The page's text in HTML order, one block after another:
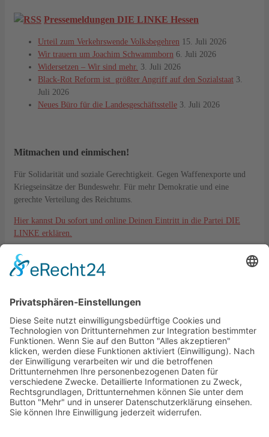
Pressemeldungen DIE LINKE Hessen
Urteil zum Verkehrswende Volksbegehren 15. Juli 2026
Wir trauern um Joachim Schwammborn 6. Juli 2026
Widersetzen – Wir sind mehr. 3. Juli 2026
Black-Rot Reform ist größter Angriff auf den Sozialstaat 3.
Juli 2026
Neues Büro für die Landesgeschäftsstelle 3. Juli 2026
Mitmachen und einmischen!
Für Solidarität und soziale Gerechtigkeit. Gegen Waffenexporte und
Kriegseinsätze der Bundeswehr. Für mehr Demokratie und eine
gerechte Verteilung des Reichtums.
Hier kannst Du sofort und online Deinen Eintritt in die Partei DIE
LINKE erklären.
Kontakt
Langgasse 6
35576 Wetzlar
kreisverband@die-linke-ldk.de
Gesetzliches
Impressum
Datenschutz
Cookie-Einstellungen